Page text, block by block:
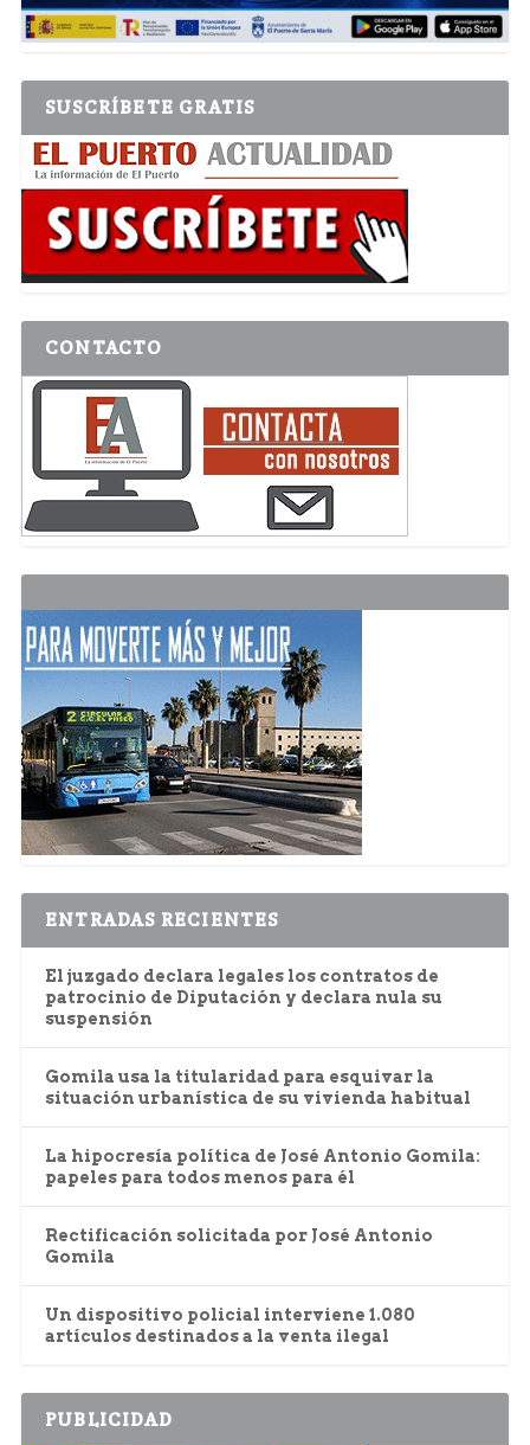
SUSCRÍBETE GRATIS
CONTACTO
ENTRADAS RECIENTES
El juzgado declara legales los contratos de
patrocinio de Diputación y declara nula su
suspensión
Gomila usa la titularidad para esquivar la
situación urbanística de su vivienda habitual
La hipocresía política de José Antonio Gomila:
papeles para todos menos para él
Rectificación solicitada por José Antonio
Gomila
Un dispositivo policial interviene 1.080
artículos destinados a la venta ilegal
PUBLICIDAD